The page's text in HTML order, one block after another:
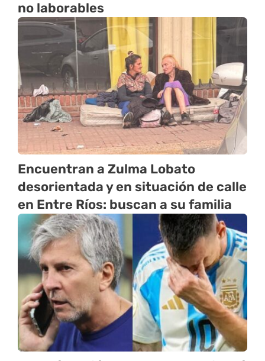
no laborables
Encuentran a Zulma Lobato
desorientada y en situación de calle
en Entre Ríos: buscan a su familia